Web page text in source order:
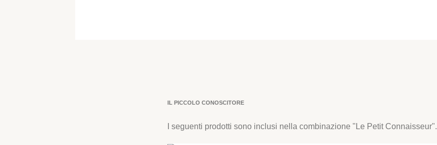
IL PICCOLO CONOSCITORE
I seguenti prodotti sono inclusi nella combinazione "Le Petit Connaisseur".